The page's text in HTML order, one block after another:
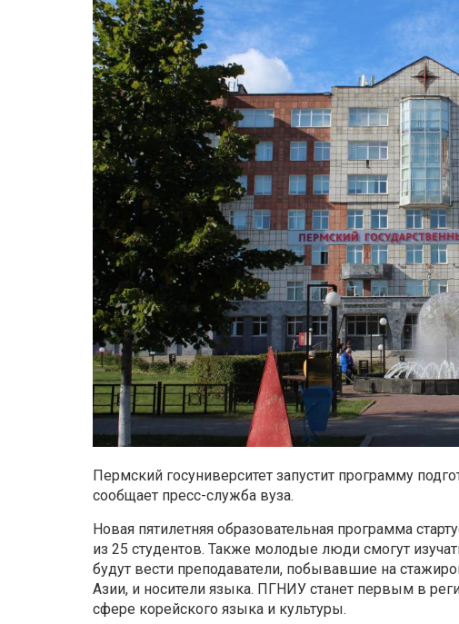
Пермский госуниверситет запустит программу
сообщает пресс-служба вуза.
Новая пятилетняя образовательная программа
из 25 студентов. Также молодые люди смогут
будут вести преподаватели, побывавшие на
Азии, и носители языка. ПГНИУ станет первым в
сфере корейского языка и культуры.